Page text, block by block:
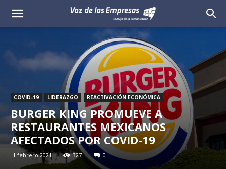
Voz
COVID-19 LIDERAZGO REACTIVACIÓN ECONÓMICA
BURGER KING PROMUEVE A
RESTAURANTES MEXICANOS
AFECTADOS POR COVID-19
1 febrero 2021 327 0